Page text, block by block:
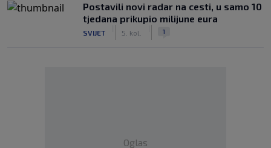
Postavili novi radar na cesti, u samo 10
tjedana prikupio milijune eura
SVIJET 5. kol. 1
Oglas